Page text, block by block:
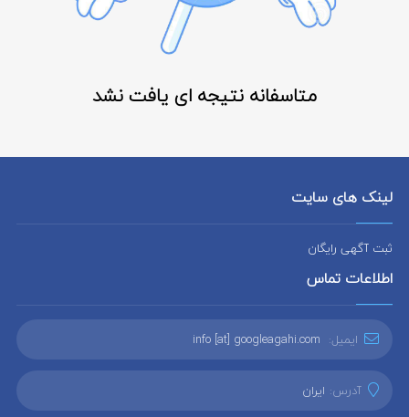
متاسفانه نتیجه ای یافت نشد
لینک های سایت
ثبت آگهی رایگان
اطلاعات تماس
ایمیل: info [at] googleagahi.com
آدرس: ایران